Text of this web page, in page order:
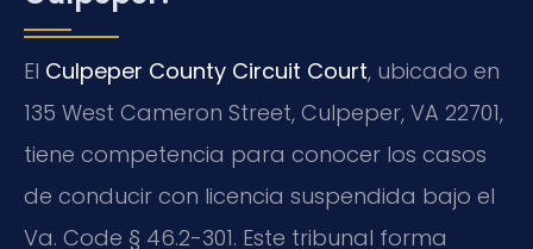
El Culpeper County Circuit Court, ubicado en
135 West Cameron Street, Culpeper, VA 22701,
tiene competencia para conocer los casos
de conducir con licencia suspendida bajo el
Va. Code § 46.2-301. Este tribunal forma